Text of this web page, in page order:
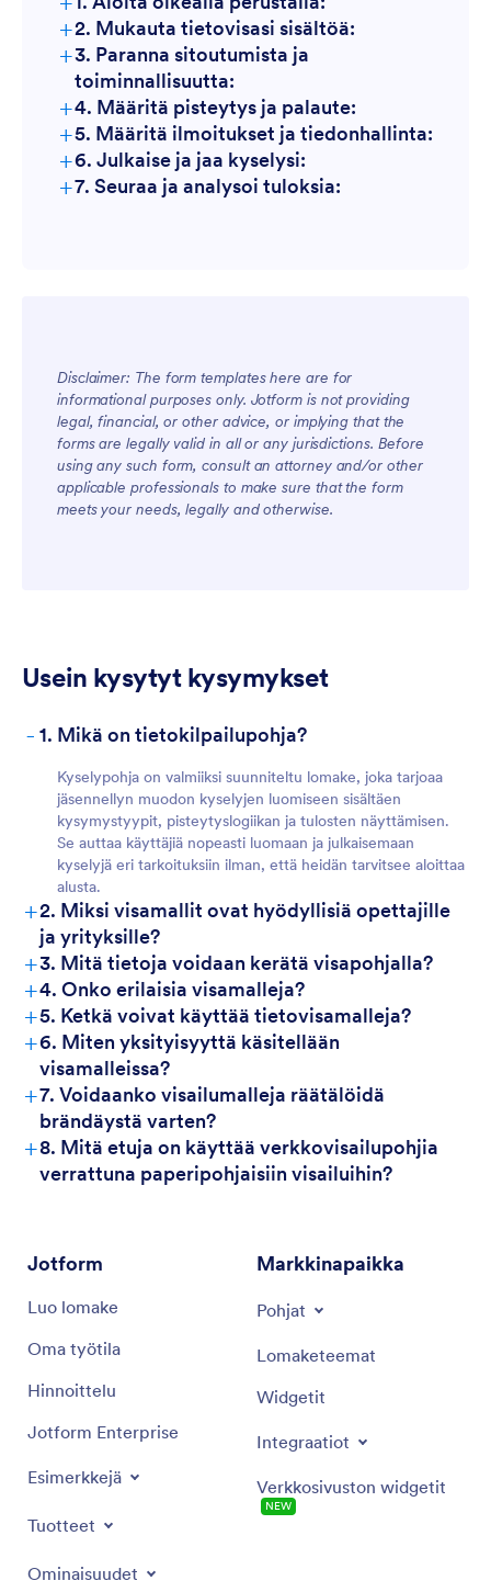
+2. Mukauta tietovisasi sisältöä:
+3. Paranna sitoutumista ja
toiminnallisuutta:
+4. Määritä pisteytys ja palaute:
+5. Määritä ilmoitukset ja tiedonhallinta:
+6. Julkaise ja jaa kyselysi:
+7. Seuraa ja analysoi tuloksia:
Disclaimer: The form templates here are for
informational purposes only. Jotform is not providing
legal, financial, or other advice, or implying that the
forms are legally valid in all or any jurisdictions. Before
using any such form, consult an attorney and/or other
applicable professionals to make sure that the form
meets your needs, legally and otherwise.
Usein kysytyt kysymykset
- 1. Mikä on tietokilpailupohja?
Kyselypohja on valmiiksi suunniteltu lomake, joka tarjoaa
jäsennellyn muodon kyselyjen luomiseen sisältäen
kysymystyypit, pisteytyslogiikan ja tulosten näyttämisen.
Se auttaa käyttäjiä nopeasti luomaan ja julkaisemaan
kyselyjä eri tarkoituksiin ilman, että heidän tarvitsee aloittaa
alusta.
+2. Miksi visamallit ovat hyödyllisiä opettajille
ja yrityksille?
+3. Mitä tietoja voidaan kerätä visapohjalla?
+4. Onko erilaisia visamalleja?
+5. Ketkä voivat käyttää tietovisamalleja?
+6. Miten yksityisyyttä käsitellään
visamalleissa?
+7. Voidaanko visailumalleja räätälöidä
brändäystä varten?
+8. Mitä etuja on käyttää verkkovisailupohjia
verrattuna paperipohjaisiin visailuihin?
Jotform
Luo lomake
Oma työtila
Hinnoittelu
Jotform Enterprise
Esimerkkejä
Tuotteet
Ominaisuudet
Markkinapaikka
Pohjat
Lomaketeemat
Widgetit
Integraatiot
Verkkosivuston widgetit
UUSI